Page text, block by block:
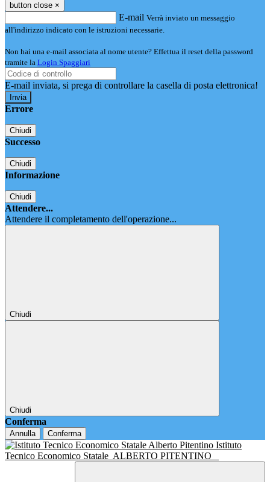
button close ×
E-mail Verrà inviato un messaggio
all'indirizzo indicato con le istruzioni necessarie.
Non hai una e-mail associata al nome utente? Effettua il reset della password
tramite la Login Spaggiari
E-mail inviata, si prega di controllare la casella di posta elettronica!
Errore
Chiudi
Successo
Chiudi
Informazione
Chiudi
Attendere...
Attendere il completamento dell'operazione...
Chiudi
Chiudi
Conferma
Annulla Conferma
Istituto
Tecnico Economico Statale ALBERTO PITENTINO